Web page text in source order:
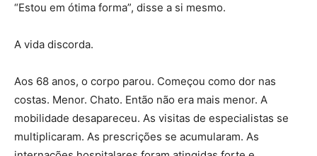
“Estou em ótima forma”, disse a si mesmo.
A vida discorda.
Aos 68 anos, o corpo parou. Começou como dor nas
costas. Menor. Chato. Então não era mais menor. A
mobilidade desapareceu. As visitas de especialistas se
multiplicaram. As prescrições se acumularam. As